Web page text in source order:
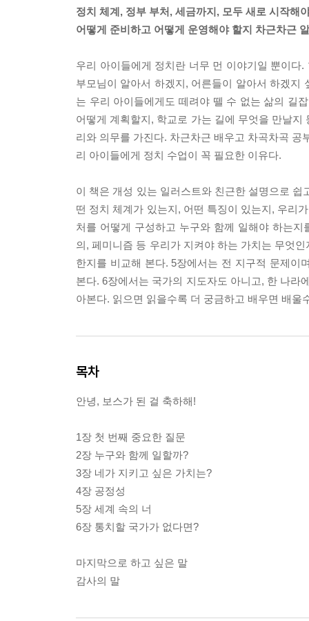
정치 체계, 정부 부처, 세금까지, 모두 새로 시작해
어떻게 준비하고 어떻게 운영해야 할지 차근차근
우리 아이들에게 정치란 너무 먼 이야기일 뿐이
부모님이 알아서 하겠지, 어른들이 알아서 하겠지
는 우리 아이들에게도 떼려야 뗄 수 없는 삶의 길
어떻게 계획할지, 학교로 가는 길에 무엇을 만날
리와 의무를 가진다. 차근차근 배우고 차곡차곡
리 아이들에게 정치 수업이 꼭 필요한 이유다.
이 책은 개성 있는 일러스트와 친근한 설명으로
떤 정치 체계가 있는지, 어떤 특징이 있는지, 우리
처를 어떻게 구성하고 누구와 함께 일해야 하는
의, 페미니즘 등 우리가 지켜야 하는 가치는 무엇
한지를 비교해 본다. 5장에서는 전 지구적 문제이
본다. 6장에서는 국가의 지도자도 아니고, 한 나라
아본다. 읽으면 읽을수록 더 궁금하고 배우면 배
목차
안녕, 보스가 된 걸 축하해!
1장 첫 번째 중요한 질문
2장 누구와 함께 일할까?
3장 네가 지키고 싶은 가치는?
4장 공정성
5장 세계 속의 너
6장 통치할 국가가 없다면?
마지막으로 하고 싶은 말
감사의 말